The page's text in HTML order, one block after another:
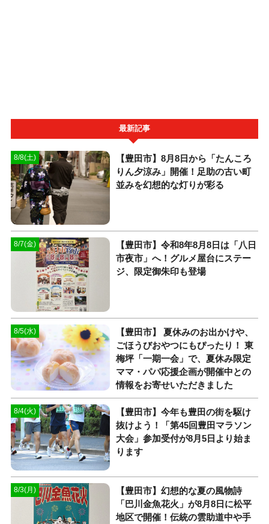
最新記事
8/8(土)
【豊田市】8月8日から「たんころ
りん夕涼み」開催！足助の古い町
並みを幻想的な灯りが彩る
8/7(金)
【豊田市】令和8年8月8日は「八日
市夜市」へ！グルメ屋台にステー
ジ、限定御朱印も登場
8/5(水)
【豊田市】 夏休みのお出かけや、
ごほうびおやつにもぴったり！ 東
梅坪「一期一会」で、夏休み限定
ママ・パパ応援企画が開催中との
情報をお寄せいただきました
8/4(火)
【豊田市】今年も豊田の街を駆け
抜けよう！「第45回豊田マラソン
大会」参加受付が8月5日より始ま
ります
8/3(月)
【豊田市】幻想的な夏の風物詩
「巴川金魚花火」が8月8日に松平
地区で開催！伝統の雲助道中や手